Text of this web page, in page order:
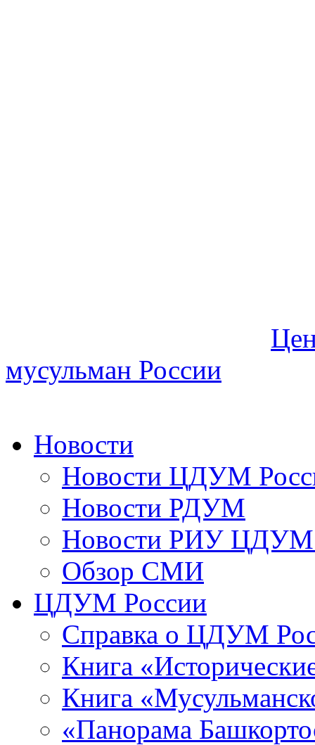
мусульман России
Новости
Новости ЦДУМ
Новости РДУМ
Новости РИУ ЦДУМ
Обзор СМИ
ЦДУМ России
Справка о ЦДУМ
Книга
Книга
«Панорама